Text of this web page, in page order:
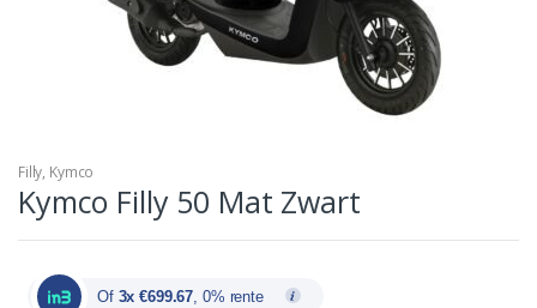
Filly, Kymco
Kymco Filly 50 Mat Zwart
Of 3x €699.67, 0% rente